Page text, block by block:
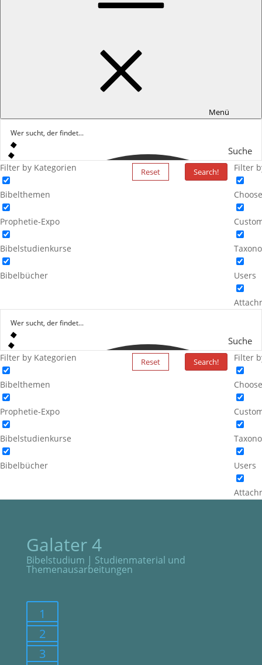
Menü
Suche
Filter by Kategorien
Bibelthemen
Prophetie-Expo
Bibelstudienkurse
Bibelbücher
Reset Search! Filter
Users
Suche
Filter by Kategorien
Bibelthemen
Prophetie-Expo
Bibelstudienkurse
Bibelbücher
Reset Search! Filter
Users
Galater 4
Bibelstudium | Studienmaterial und
Themenausarbeitungen
1
2
3